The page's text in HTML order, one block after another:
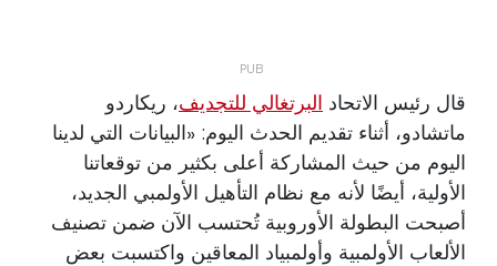
قال رئيس الاتحاد البرتغالي للتجديف، ريكاردو
ماتشادو، أثناء تقديم الحدث اليوم: «البيانات التي لدينا
اليوم من حيث المشاركة أعلى بكثير من توقعاتنا
الأولية، أيضًا لأنه مع نظام التأهيل الأولمبي الجديد،
أصبحت البطولة الأوروبية تُحتسب الآن ضمن تصنيف
الألعاب الأولمبية وأولمبياد المعاقين واكتسبت بعض